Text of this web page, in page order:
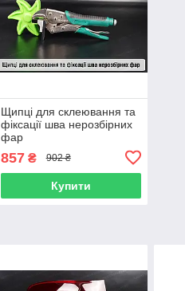
Щипці для склеювання та
фіксації шва нерозбірних
фар
857₴ 902 ₴
Купити